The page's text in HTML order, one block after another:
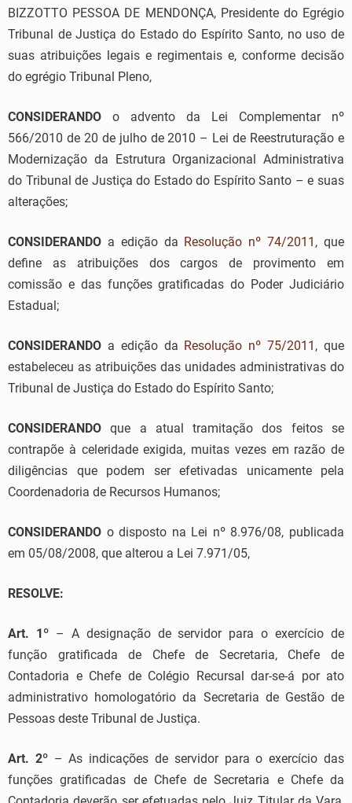
BIZZOTTO PESSOA DE MENDONÇA, Presidente do Egrégio
Tribunal de Justiça do Estado do Espírito Santo, no uso de
suas atribuições legais e regimentais e, conforme decisão
do egrégio Tribunal Pleno,
CONSIDERANDO o advento da Lei Complementar nº
566/2010 de 20 de julho de 2010 – Lei de Reestruturação e
Modernização da Estrutura Organizacional Administrativa
do Tribunal de Justiça do Estado do Espírito Santo – e suas
alterações;
CONSIDERANDO a edição da Resolução nº 74/2011 , que
define as atribuições dos cargos de provimento em
comissão e das funções gratificadas do Poder Judiciário
Estadual;
CONSIDERANDO a edição da Resolução nº 75/2011 , que
estabeleceu as atribuições das unidades administrativas do
Tribunal de Justiça do Estado do Espírito Santo;
CONSIDERANDO que a atual tramitação dos feitos se
contrapõe à celeridade exigida, muitas vezes em razão de
diligências que podem ser efetivadas unicamente pela
Coordenadoria de Recursos Humanos;
CONSIDERANDO o disposto na Lei nº 8.976/08, publicada
em 05/08/2008, que alterou a Lei 7.971/05,
RESOLVE:
Art. 1º – A designação de servidor para o exercício de
função gratificada de Chefe de Secretaria, Chefe de
Contadoria e Chefe de Colégio Recursal dar-se-á por ato
administrativo homologatório da Secretaria de Gestão de
Pessoas deste Tribunal de Justiça.
Art. 2º – As indicações de servidor para o exercício das
funções gratificadas de Chefe de Secretaria e Chefe da